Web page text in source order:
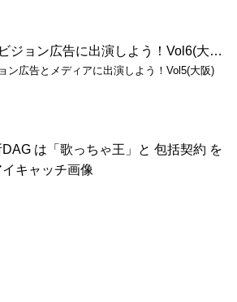
DAG×DAGV 大型ビジョン広告に出演しよう！Vol6(大阪)（2026年6月～7月開催）
広告とメディアに出演しよう！Vol5(大阪)